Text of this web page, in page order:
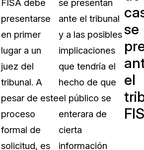
Preguntas Frecuentes
Explore preguntas frecuentes
CaseGuard
Artículos
Redacte archivos de video con
algoritmo mejorado
Casos Practicos
FISA debe
presentarse
en primer
lugar a un
juez del
tribunal. A
pesar de este
proceso
formal de
solicitud, es
se presentan
ante el tribunal
y a las posibles
implicaciones
que tendría el
hecho de que
el público se
enterara de
cierta
información
se
el